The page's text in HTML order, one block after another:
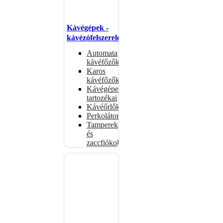
Kávégépek -
kávézófelszerelés
Automata
kávéfőzők
Karos
kávéfőzők
Kávégépek
tartozékai
Kávéőrlők
Perkolátorok
Tamperek
és
zaccfiókok